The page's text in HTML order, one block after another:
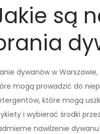
są
dywanów w
mogą prowadzić do
które mogą
i wybierać środki
nawilżenie